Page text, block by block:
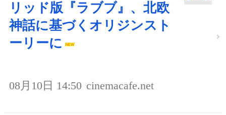
リッド版『ラブブ』、北欧
神話に基づくオリジンスト
ーリーに
08月10日 14:50 cinemacafe.net